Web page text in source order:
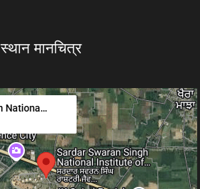
स्थान मानचित्र